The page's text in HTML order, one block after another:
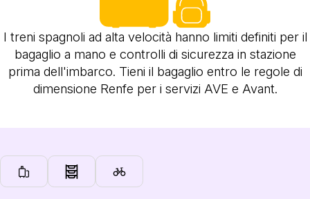
I treni spagnoli ad alta velocità hanno limiti definiti per il
bagaglio a mano e controlli di sicurezza in stazione
prima dell'imbarco. Tieni il bagaglio entro le regole di
dimensione Renfe per i servizi AVE e Avant.